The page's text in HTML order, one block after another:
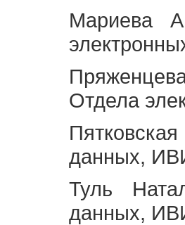
Мариева
Отдела
данных,
Туль
данных,